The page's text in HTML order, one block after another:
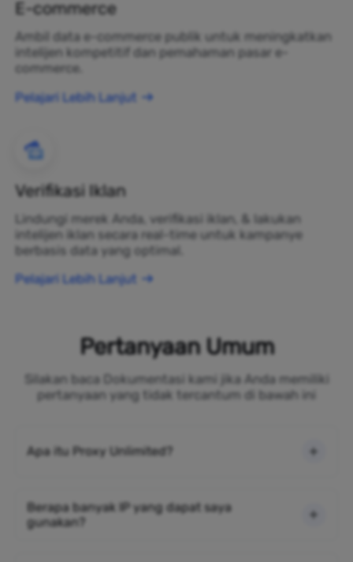
E-commerce
Ambil data e-commerce publik untuk meningkatkan
intelijen kompetitif dan pemahaman pasar e-
commerce.
Pelajari Lebih Lanjut
Verifikasi Iklan
Lindungi merek Anda, verifikasi iklan, & lakukan
intelijen iklan secara real-time untuk kampanye
berbasis data yang optimal.
Pelajari Lebih Lanjut
Pertanyaan Umum
Silakan baca Dokumentasi kami jika Anda memiliki
pertanyaan yang tidak tercantum di bawah ini
Apa itu Proxy Unlimited?
Berapa banyak IP yang dapat saya
gunakan?